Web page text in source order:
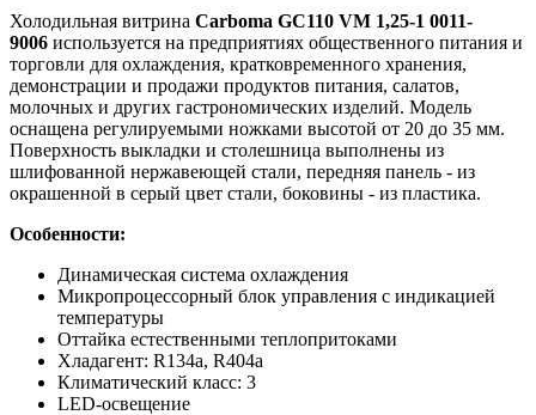
Холодильная витрина Carboma GC110 VM 1,25-1 0011-
9006 используется на предприятиях общественного питания и
торговли для охлаждения, кратковременного хранения,
демонстрации и продажи продуктов питания, салатов,
молочных и других гастрономических изделий. Модель
оснащена регулируемыми ножками высотой от 20 до 35 мм.
Поверхность выкладки и столешница выполнены из
шлифованной нержавеющей стали, передняя панель - из
окрашенной в серый цвет стали, боковины - из пластика.
Особенности:
Динамическая система охлаждения
Микропроцессорный блок управления с индикацией
температуры
Оттайка естественными теплопритоками
Хладагент: R134a, R404a
Климатический класс: 3
LED-освещение